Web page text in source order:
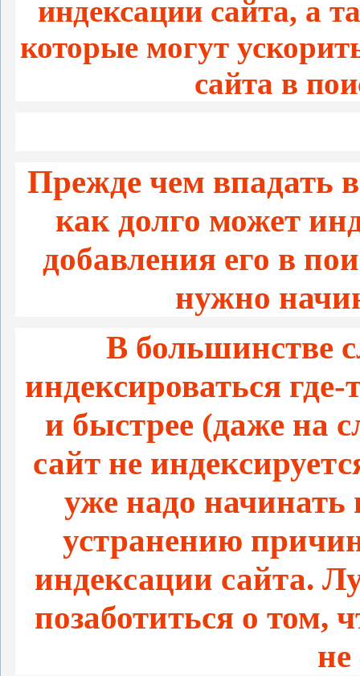
индексации сайта, а
которые могут
сайта в
Прежде чем впадать
как долго может
добавления его в
нужно
В большинстве
индексироваться
и быстрее (даже на
сайт не
уже надо
устранению
индексации сайта.
позаботиться о том,